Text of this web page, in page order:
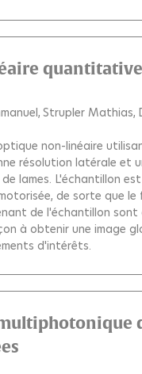
Strupler Mathias
non-linéaire
résolution latérale et
lames. L'échantillon
de sorte que
de l'échantillon sont
à obtenir une image
d'intérêts.